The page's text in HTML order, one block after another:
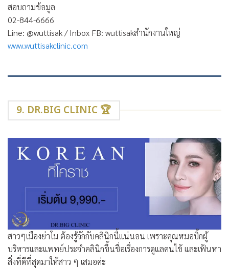
สอบถามข้อมูล
02-844-6666
Line: @wuttisak / Inbox FB: wuttisakสำนักงานใหญ่
www.wuttisakclinic.com
9. DR.BIG CLINIC 🏆
สาวๆเมืองย่าโม ต้องรู้จักกับคลินิกนี้แน่นอน เพราะคุณหมอบิ้กผู้
บริหารและแพทย์ประจำคลินิกขึ้นชื่อเรื่องการดูแลคนไข้ และเฟ้นหา
สิ่งที่ดีที่สุดมาให้สาว ๆ เสมอค่ะ